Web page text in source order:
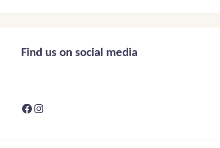
Find us on social media
Facebook
Instagram